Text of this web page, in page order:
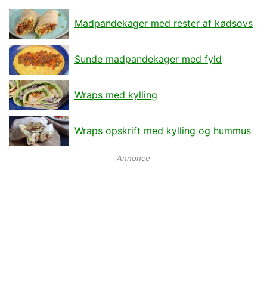
Madpandekager med rester af kødsovs
Sunde madpandekager med fyld
Wraps med kylling
Wraps opskrift med kylling og hummus
Annonce